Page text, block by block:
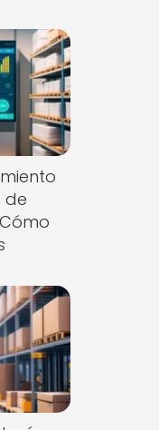
de